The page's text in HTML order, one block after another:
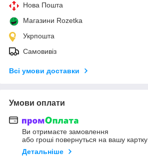
Нова Пошта
Магазини Rozetka
Укрпошта
Самовивіз
Всі умови доставки
Умови оплати
Ви отримаєте замовлення
або гроші повернуться на вашу картку
Детальніше